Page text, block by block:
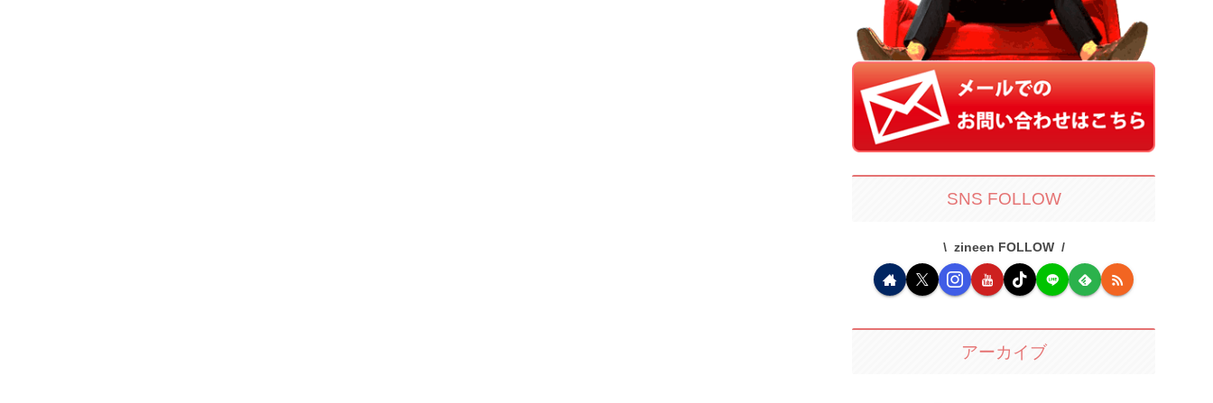
SNS FOLLOW
zineen FOLLOW
アーカイブ